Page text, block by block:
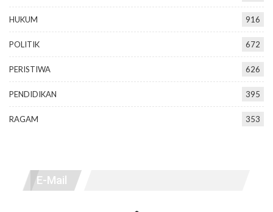
HUKUM 916
POLITIK 672
PERISTIWA 626
PENDIDIKAN 395
RAGAM 353
E-Mail